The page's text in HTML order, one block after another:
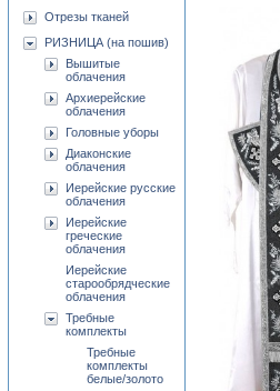
Отрезы тканей
РИЗНИЦА (на пошив)
Вышитые
облачения
Архиерейские
облачения
Головные уборы
Диаконские
облачения
Иерейские русские
облачения
Иерейские
греческие
облачения
Иерейские
старообрядческие
облачения
Требные
комплекты
Требные
комплекты
белые/золото